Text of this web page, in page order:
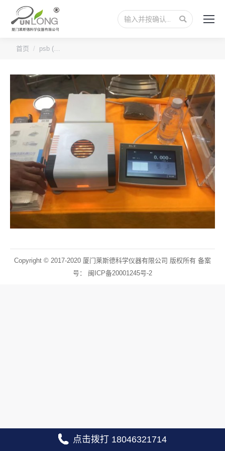
搜
索：
您的位置：
首页 psb (…
Copyright © 2017-2020 厦门莱斯德科学仪器有限公司 版权所有 备案
号： 闽ICP备20001245号-2
点击拨打 18046321714